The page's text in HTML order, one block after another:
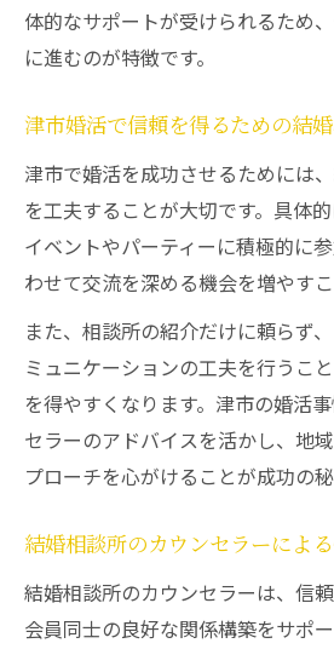
体的なサポートが受けられるため
に進むのが特徴です。
津市婚活で信頼を得るための結
津市で婚活を成功させるためには
を工夫することが大切です。具体
イベントやパーティーに積極的に
わせて交流を深める機会を増やすこ
また、相談所の紹介だけに頼らず
ミュニケーションの工夫を行うこ
を得やすくなります。津市の婚活
セラーのアドバイスを活かし、地
プローチを心がけることが成功の秘
結婚相談所のカウンセラーによ
結婚相談所のカウンセラーは、信頼
会員同士の良好な関係構築をサポ